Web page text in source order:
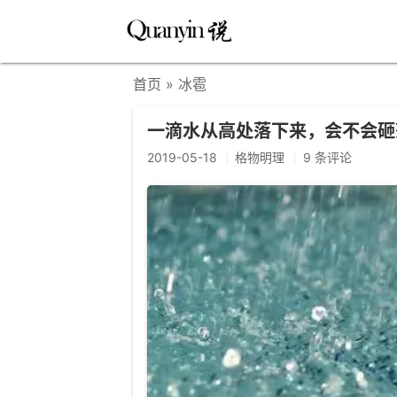
首页 » 冰雹
一滴水从高处落下来，会不会
2019-05-18 格物明理 9 条评论